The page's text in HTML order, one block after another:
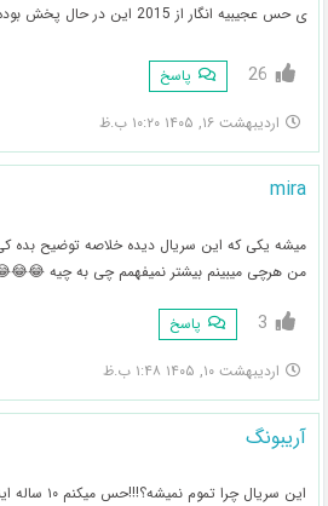
ی حس عجیبیه انگار از 2015 این در حال پخش بوده تا الان
26 پاسخ
اردیبهشت ۱۶, ۱۴۰۵ ۱۰:۲۰ ب.ظ
mira
میشه یکی که این سریال دیده خلاصه توضیح بده کی
من هرچی میبینم بیشتر نمیفهمم چی به چیه
3 پاسخ
اردیبهشت ۱۰, ۱۴۰۵ ۱:۴۸ ب.ظ
آریبونگ
این سریال چرا تموم نمیشه؟!!!حس میکنم ۱۰ ساله اینجاس😂